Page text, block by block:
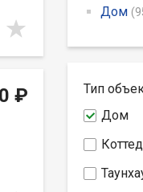
₽
Дом
Тип
Дом